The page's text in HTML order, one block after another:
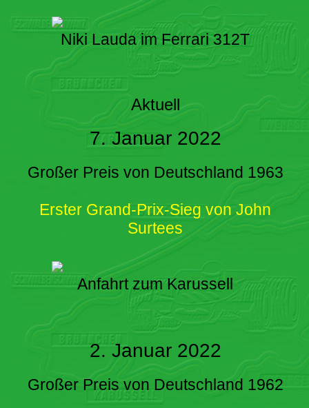
Niki Lauda im Ferrari 312T
Aktuell
7. Januar 2022
Großer Preis von Deutschland 1963
Erster Grand-Prix-Sieg von John
Surtees
Anfahrt zum Karussell
2. Januar 2022
Großer Preis von Deutschland 1962